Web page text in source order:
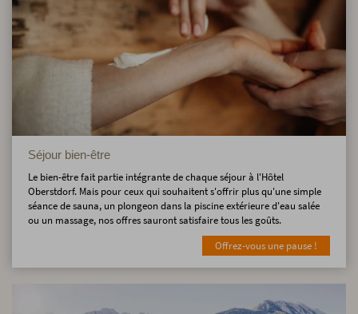
Séjour bien-être
Le bien-être fait partie intégrante de chaque séjour à l'Hôtel
Oberstdorf. Mais pour ceux qui souhaitent s'offrir plus qu'une simple
séance de sauna, un plongeon dans la piscine extérieure d'eau salée
ou un massage, nos offres sauront satisfaire tous les goûts.
Offrez-vous une pause !